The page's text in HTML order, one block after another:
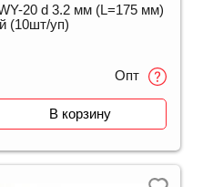
20 d 3.2 мм (L=175 мм)
(10шт/уп)
Опт
В корзину